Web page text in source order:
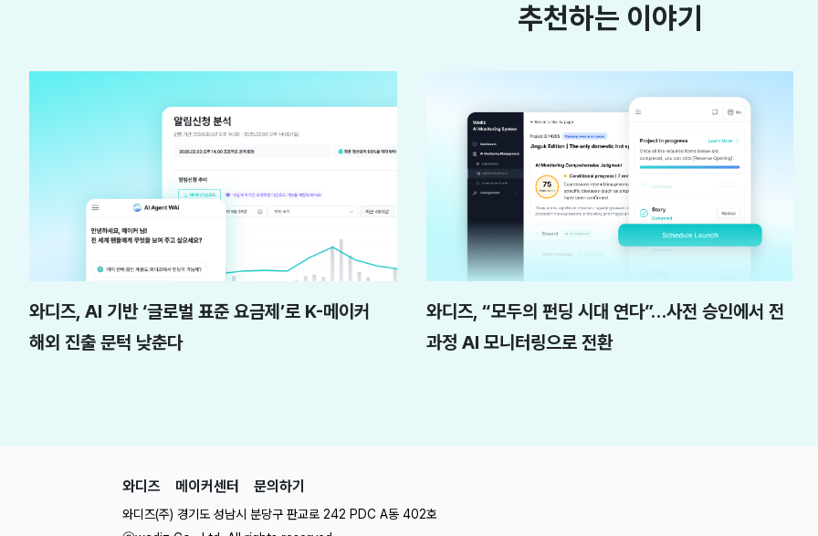
추천하는 이야기
와디즈, AI 기반 ‘글로벌 표준 요금제’로 K-메이커
해외 진출 문턱 낮춘다
와디즈, “모두의 펀딩 시대 연다”…사전 승인에서 전
과정 AI 모니터링으로 전환
와디즈 메이커센터 문의하기
와디즈(주) 경기도 성남시 분당구 판교로 242 PDC A동 402호